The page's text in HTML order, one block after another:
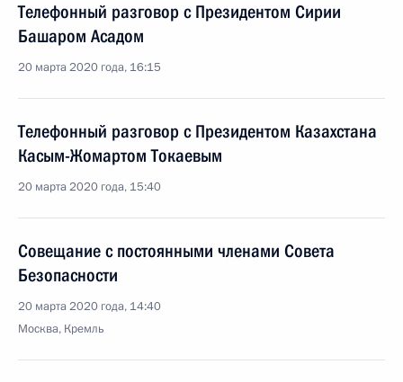
Телефонный разговор с Президентом Сирии
Башаром Асадом
20 марта 2020 года, 16:15
Телефонный разговор с Президентом Казахстана
Касым-Жомартом Токаевым
20 марта 2020 года, 15:40
Совещание с постоянными членами Совета
Безопасности
20 марта 2020 года, 14:40
Москва, Кремль